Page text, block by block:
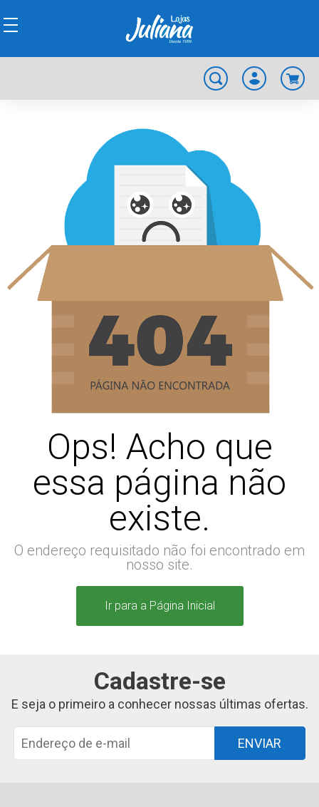
Ops! Acho que
essa página não
existe.
O endereço requisitado não foi encontrado em
nosso site.
Ir para a Página Inicial
Cadastre-se
E seja o primeiro a conhecer nossas últimas ofertas.
ENVIAR